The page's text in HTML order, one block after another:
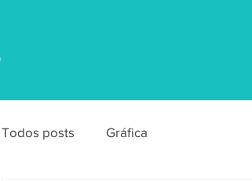
Todos posts Gráfica